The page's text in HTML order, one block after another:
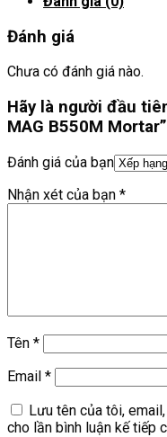
Đánh giá
Chưa có đánh giá nào.
Hãy là người đầu
MAG B550M Mortar”
Đánh giá của bạn
Nhận xét của bạn *
Tên *
Email *
Lưu tên của tôi,
cho lần bình luận kế tiếp